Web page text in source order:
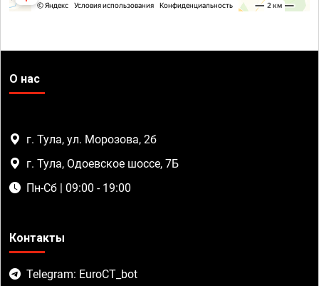
О нас
г. Тула, ул. Морозова, 2б
г. Тула, Одоевское шоссе, 7Б
Пн-Сб | 09:00 - 19:00
Контакты
Telegram: EuroCT_bot